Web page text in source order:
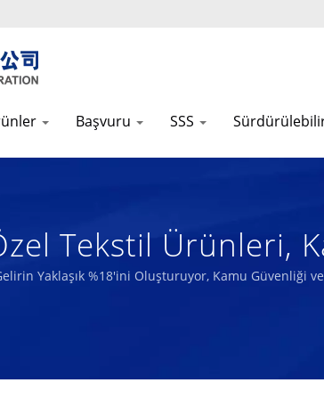
Başvuru SSS
Tekstil Ürünleri,
Yaklaşık
Yaklaşık %18'ini Oluşturuyor, Kamu Güvenliği